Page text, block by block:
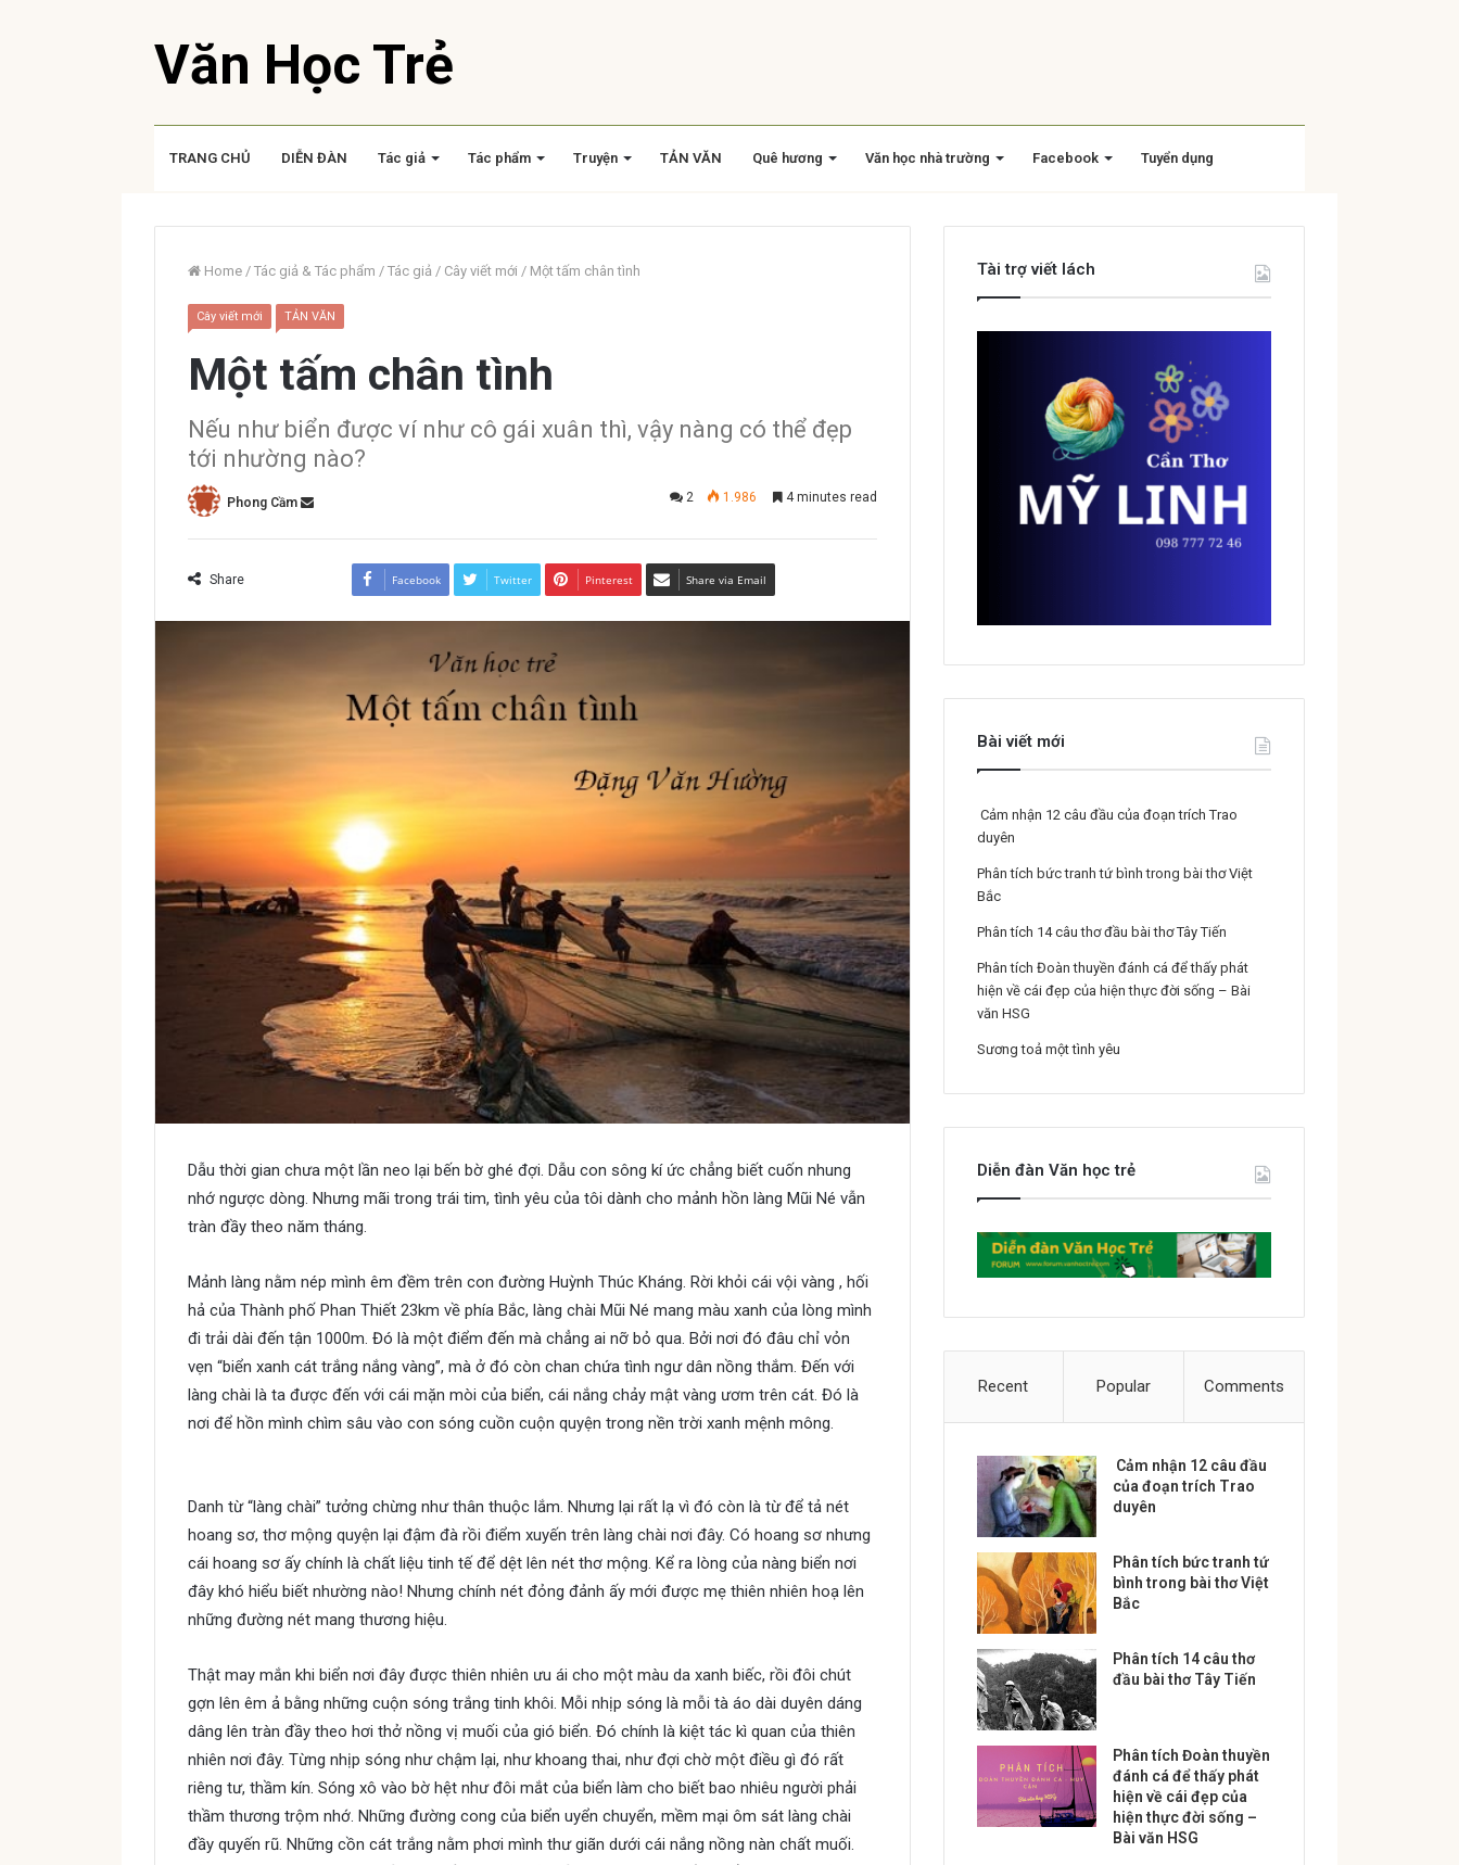
Văn Học Trẻ
TRANG CHỦ DIỄN ĐÀN Tác giả Tác phẩm Truyện TẢN VĂN Quê hương Văn học nhà trường Facebook Tuyển dụng
Home / Tác giả & Tác phẩm / Tác giả / Cây viết mới / Một tấm chân tình
Cây viết mới TẢN VĂN
Một tấm chân tình
Nếu như biển được ví như cô gái xuân thì, vậy nàng có thể đẹp
tới nhường nào?
Phong Cầm 2 1.986 4 minutes read
Share Facebook Twitter Pinterest Share via Email
Dẫu thời gian chưa một lần neo lại bến bờ ghé đợi. Dẫu con sông kí ức chẳng biết cuốn nhung
nhớ ngược dòng. Nhưng mãi trong trái tim, tình yêu của tôi dành cho mảnh hồn làng Mũi Né vẫn
tràn đầy theo năm tháng.
Mảnh làng nằm nép mình êm đềm trên con đường Huỳnh Thúc Kháng. Rời khỏi cái vội vàng , hối
hả của Thành phố Phan Thiết 23km về phía Bắc, làng chài Mũi Né mang màu xanh của lòng mình
đi trải dài đến tận 1000m. Đó là một điểm đến mà chẳng ai nỡ bỏ qua. Bởi nơi đó đâu chỉ vỏn
vẹn “biển xanh cát trắng nắng vàng”, mà ở đó còn chan chứa tình ngư dân nồng thắm. Đến với
làng chài là ta được đến với cái mặn mòi của biển, cái nắng chảy mật vàng ươm trên cát. Đó là
nơi để hồn mình chìm sâu vào con sóng cuồn cuộn quyện trong nền trời xanh mệnh mông.
Danh từ “làng chài” tưởng chừng như thân thuộc lắm. Nhưng lại rất lạ vì đó còn là từ để tả nét
hoang sơ, thơ mộng quyện lại đậm đà rồi điểm xuyến trên làng chài nơi đây. Có hoang sơ nhưng
cái hoang sơ ấy chính là chất liệu tinh tế để dệt lên nét thơ mộng. Kể ra lòng của nàng biển nơi
đây khó hiểu biết nhường nào! Nhưng chính nét đỏng đảnh ấy mới được mẹ thiên nhiên hoạ lên
những đường nét mang thương hiệu.
Thật may mắn khi biển nơi đây được thiên nhiên ưu ái cho một màu da xanh biếc, rồi đôi chút
gợn lên êm ả bằng những cuộn sóng trắng tinh khôi. Mỗi nhịp sóng là mỗi tà áo dài duyên dáng
dâng lên tràn đầy theo hơi thở nồng vị muối của gió biển. Đó chính là kiệt tác kì quan của thiên
nhiên nơi đây. Từng nhịp sóng như chậm lại, như khoang thai, như đợi chờ một điều gì đó rất
riêng tư, thầm kín. Sóng xô vào bờ hệt như đôi mắt của biển làm cho biết bao nhiêu người phải
thầm thương trộm nhớ. Những đường cong của biển uyển chuyển, mềm mại ôm sát làng chài
đầy quyến rũ. Những cồn cát trắng nằm phơi mình thư giãn dưới cái nắng nồng nàn chất muối.
Tài trợ viết lách
Bài viết mới
Cảm nhận 12 câu đầu của đoạn trích Trao
duyên
Phân tích bức tranh tứ bình trong bài thơ Việt
Bắc
Phân tích 14 câu thơ đầu bài thơ Tây Tiến
Phân tích Đoàn thuyền đánh cá để thấy phát
hiện về cái đẹp của hiện thực đời sống – Bài
văn HSG
Sương toả một tình yêu
Diễn đàn Văn học trẻ
Recent Popular Comments
Cảm nhận 12 câu đầu
của đoạn trích Trao
duyên
Phân tích bức tranh tứ
bình trong bài thơ Việt
Bắc
Phân tích 14 câu thơ
đầu bài thơ Tây Tiến
Phân tích Đoàn thuyền
đánh cá để thấy phát
hiện về cái đẹp của
hiện thực đời sống –
Bài văn HSG